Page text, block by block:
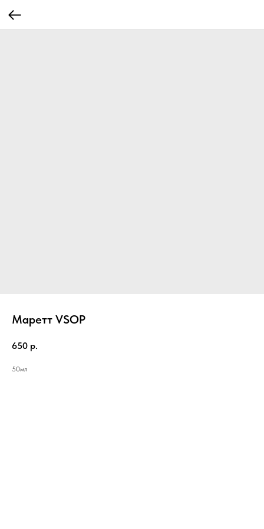
Маретт VSOP
650 р.
50мл